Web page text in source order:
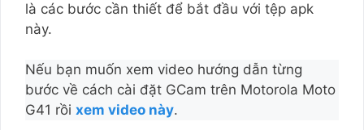
là các bước cần thiết để bắt đầu với tệp apk
này.
Nếu bạn muốn xem video hướng dẫn từng
bước về cách cài đặt GCam trên Motorola Moto
G41 rồi xem video này.